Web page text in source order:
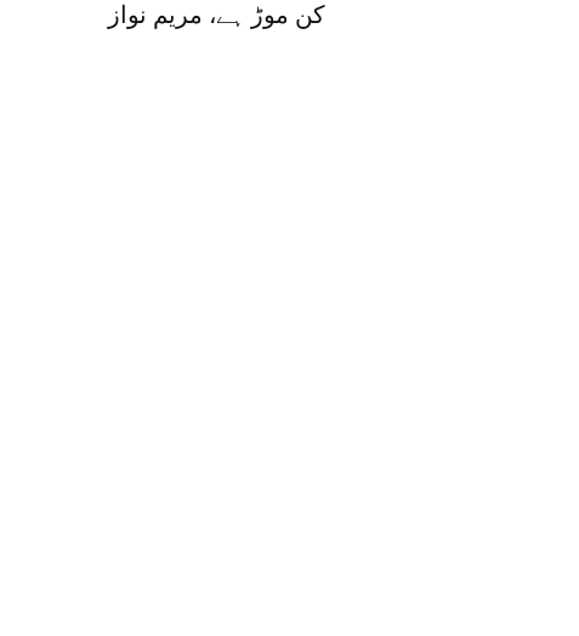
کن موڑ ہے، مریم نواز